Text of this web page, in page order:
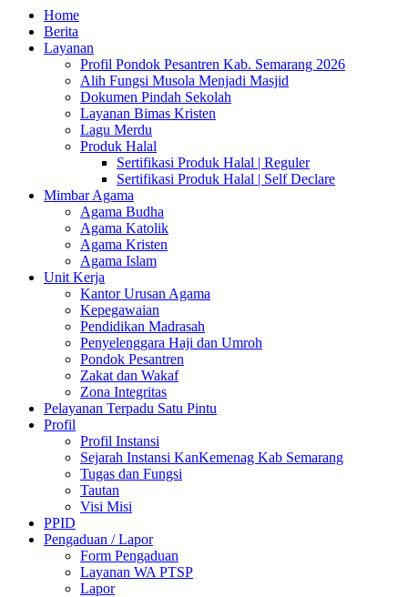
Home
Berita
Layanan
Profil Pondok Pesantren Kab. Semarang 2026
Alih Fungsi Musola Menjadi Masjid
Dokumen Pindah Sekolah
Layanan Bimas Kristen
Lagu Merdu
Produk Halal
Sertifikasi Produk Halal | Reguler
Sertifikasi Produk Halal | Self Declare
Mimbar Agama
Agama Budha
Agama Katolik
Agama Kristen
Agama Islam
Unit Kerja
Kantor Urusan Agama
Kepegawaian
Pendidikan Madrasah
Penyelenggara Haji dan Umroh
Pondok Pesantren
Zakat dan Wakaf
Zona Integritas
Pelayanan Terpadu Satu Pintu
Profil
Profil Instansi
Sejarah Instansi KanKemenag Kab Semarang
Tugas dan Fungsi
Tautan
Visi Misi
PPID
Pengaduan / Lapor
Form Pengaduan
Layanan WA PTSP
Lapor